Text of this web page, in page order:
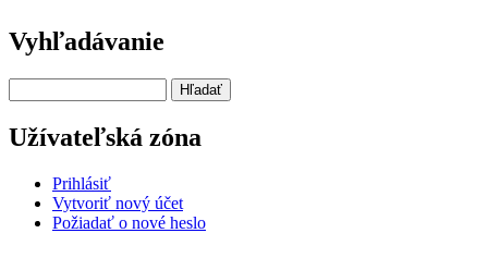
Vyhľadávanie
Užívateľská zóna
Prihlásiť
Vytvoriť nový účet
Požiadať o nové heslo